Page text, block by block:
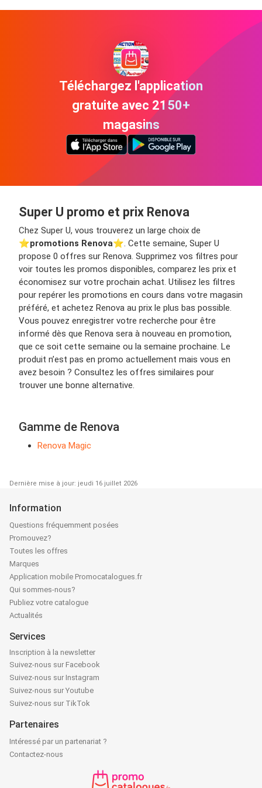
Téléchargez l'application
gratuite avec 2150+
magasins
Super U promo et prix Renova
Chez Super U, vous trouverez un large choix de
⭐️promotions Renova⭐️. Cette semaine, Super U
propose 0 offres sur Renova. Supprimez vos filtres pour
voir toutes les promos disponibles, comparez les prix et
économisez sur votre prochain achat. Utilisez les filtres
pour repérer les promotions en cours dans votre magasin
préféré, et achetez Renova au prix le plus bas possible.
Vous pouvez enregistrer votre recherche pour être
informé dès que Renova sera à nouveau en promotion,
que ce soit cette semaine ou la semaine prochaine. Le
produit n’est pas en promo actuellement mais vous en
avez besoin ? Consultez les offres similaires pour
trouver une bonne alternative.
Gamme de Renova
Renova Magic
Dernière mise à jour: jeudi 16 juillet 2026
Information
Questions fréquemment posées
Promouvez?
Toutes les offres
Marques
Application mobile Promocatalogues.fr
Qui sommes-nous?
Publiez votre catalogue
Actualités
Services
Inscription à la newsletter
Suivez-nous sur Facebook
Suivez-nous sur Instagram
Suivez-nous sur Youtube
Suivez-nous sur TikTok
Partenaires
Intéressé par un partenariat ?
Contactez-nous